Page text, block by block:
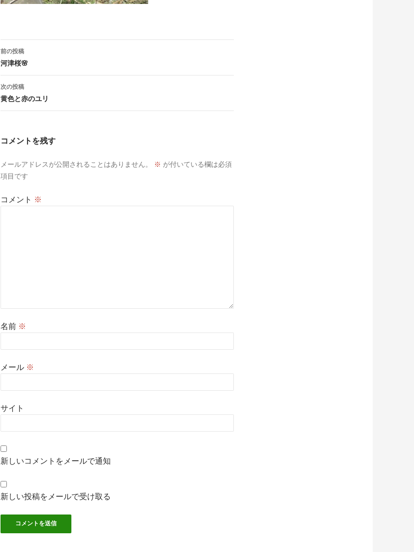
投
稿
ナ
ビ
ョ
前の投稿
河津桜🌸
次の投稿
黄色と赤のユリ
コメントを残す
メールアドレスが公開されることはありません。 ※ が付いている欄は必須
項目です
コメント ※
名前 ※
メール ※
サイト
新しいコメントをメールで通知
新しい投稿をメールで受け取る